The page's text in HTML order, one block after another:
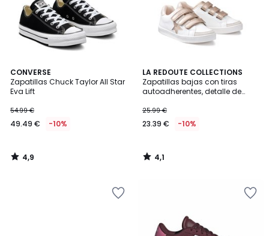
CONVERSE
Zapatillas Chuck Taylor All Star
Eva Lift
54.99 €
49.49 € -10%
4,9
/ 5
4,9
/
LA REDOUTE COLLECTIONS
Zapatillas bajas con tiras
autoadherentes, detalle de
25.99 €
23.39 € -10%
4,1
/ 5
4,1
/